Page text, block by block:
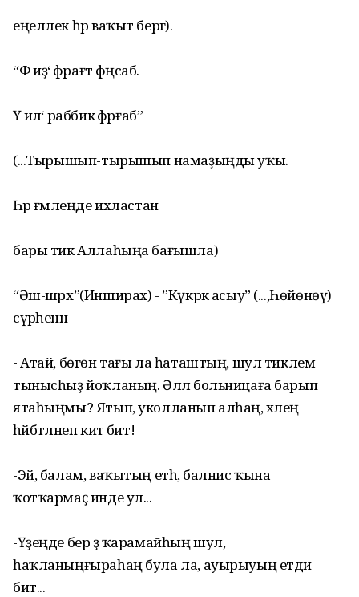
еңеллек һәр ваҡыт бергә).
“Фә иҙә‘ фәрағтә фәңсаб.
Үә илә‘ раббикә фәрғаб”
(...Тырышып-тырышып намаҙыңды уҡы.
Һәр ғәмәлеңде ихластан
бары тик Аллаһыңа бағышла)
“Әш-шәрх”(Инширах) - ”Күкрәк асыу” (...,Һөйөнөү)
сүрәһенән
- Атай, бөгөн тағы ла һаташтың, шул тиклем
тынысһыҙ йоҡланың. Әллә больницаға барып
ятаһыңмы? Ятып, уколланып алһаң, хәлең
һәйбәтләнеп китә бит!
-Эй, балам, ваҡытың етһә, балнис ҡына
ҡотҡармаҫ инде ул...
-Үҙеңде бер ҙә ҡарамайһың шул,
һаҡланыңғыраһаң була ла, ауырыуың етди
бит...